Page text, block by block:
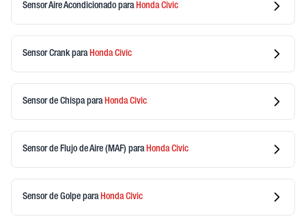
Sensor Aire Acondicionado para HondaCivic
Sensor Crankpara HondaCivic
Sensor de Chispapara HondaCivic
Sensor de Flujo de Aire (MAF) para HondaCivic
Sensor de Golpe para HondaCivic